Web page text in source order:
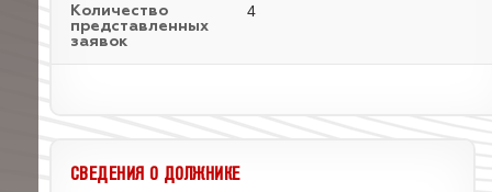
Количество
представленных
заявок
4
СВЕДЕНИЯ О ДОЛЖНИКЕ